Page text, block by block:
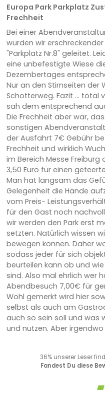
Europa Park Parkplatz
Frechheit
Bei einer
wurden wir
"Parkplatz Nr.8" geleitet.
eine unbefestigte Wiese
Dezembertages
Nur an den Stirnseiten der
Schotterweg. Fazit … total
sah dem entsprechend
Die Frechheit aber war,
sonstigen
der Ausfahrt 7€ Gebühr
Frechheit und wirklich
im Bereich Messe
3,50 Euro für einen
Man hat langsam das
Gelegenheit die Hände
vom Preis-
für den Gast noch
wir werden den Park erst
setzten. Natürlich wissen
bewegen können. Daher
sodass jeder für sich
beurteilen kann ob und
sind. Also mal ehrlich wer
Abendbesuch 7,00€ für
Wohl gemerkt wird hier
selbst als auch am
auch so sein soll und was
und nutzen. Aber
36% unserer Leser
Fandest Du diese